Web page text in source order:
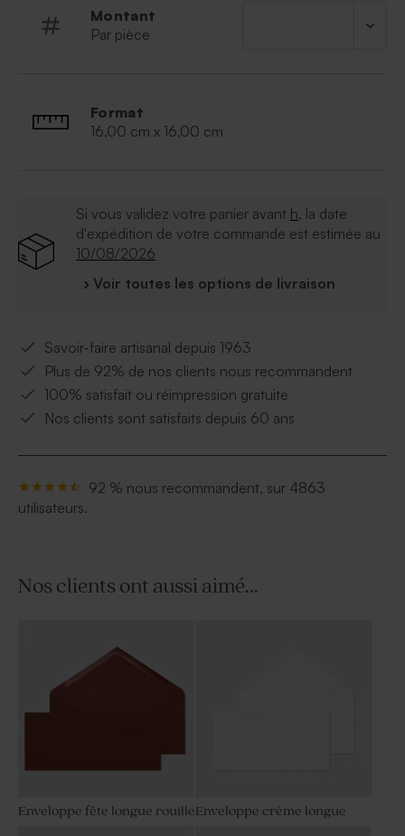
Montant
Par pièce
Format
16,00 cm x 16,00 cm
Si vous validez votre panier avant h, la date
d'expédition de votre commande est estimée au
10/08/2026
› Voir toutes les options de livraison
Savoir-faire artisanal depuis 1963
Plus de 92% de nos clients nous recommandent
100% satisfait ou réimpression gratuite
Nos clients sont satisfaits depuis 60 ans
92 % nous recommandent, sur 4863
utilisateurs.
Nos clients ont aussi aimé...
Enveloppe fête longue rouilleEnveloppe crème longue